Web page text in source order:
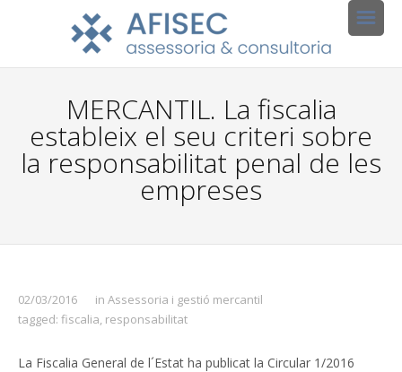
MERCANTIL. La fiscalia
estableix el seu criteri sobre
la responsabilitat penal de les
empreses
02/03/2016 in Assessoria i gestió mercantil
tagged: fiscalia, responsabilitat
La Fiscalia General de l´Estat ha publicat la Circular 1/2016